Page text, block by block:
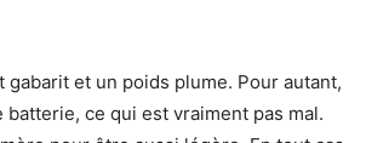
gabarit et un poids plume. Pour autant,
ce qui est vraiment pas mal.